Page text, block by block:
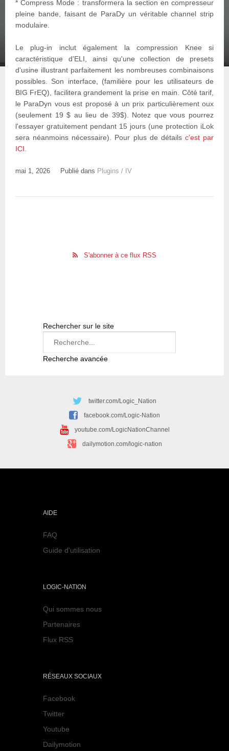
* Compress Mode : transformera la section en compresseur
pleine bande, faisant de ParaDy un véritable channel strip
modulaire.
Le plug-in inclut également la compression Knee si
caractéristique d'ELI, ainsi qu'une collection de presets
d'usine illustrant parfaitement les nombreuses combinaisons
possibles. Son interface, (familière pour les utilisateurs de
BIG FrEQ), facilitera grandement la prise en main. Côté tarif,
le ParaDyn vous est proposé à un prix particulièrement oux
(seulement 19 $ au lieu de 39$). Notez que vous pourrez
l'essayer gratuitement pendant 15 jours (une protection iLok
sera néanmoins nécessaire). Pour plus de détails c'est par
ICI.
mai 1, 2026 Publié dans Plugins / IV
S'abonner à ce flux RSS
Rechercher sur le site
Recherche avancée
twitter.com/Logic_Nation
facebook.com/Logic-Nation
youtube.com/LogicNationChannel
dailymotion.com/logic-nation
AIDE
FAQ
Guide d'utilisation
LOGIC-NATION
Qui sommes nous
Partenaires
Flux RSS
RÉSEAUX SOCIAUX
Facebook
Twitter
Youtube
Dailymotion